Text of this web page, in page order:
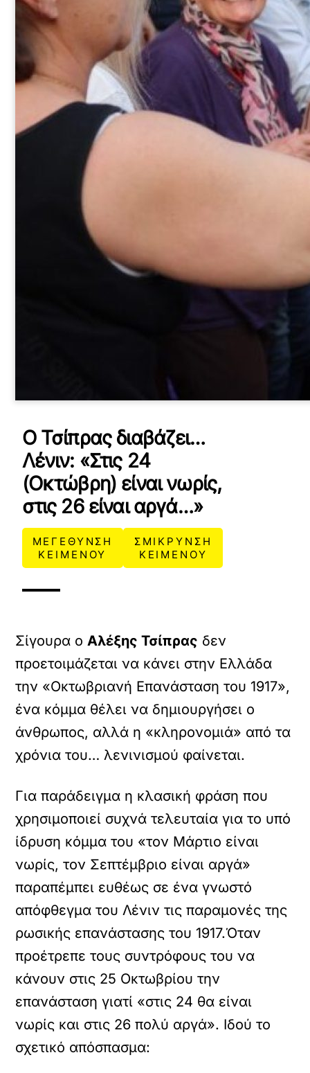
Ο Τσίπρας διαβάζει…
Λένιν: «Στις 24
(Οκτώβρη) είναι νωρίς,
στις 26 είναι αργά…»
ΜΕΓΕΘΥΝΣΗ
ΚΕΙΜΕΝΟΥ
ΣΜΙΚΡΥΝΣΗ
ΚΕΙΜΕΝΟΥ
Σίγουρα οΑλέξης Τσίπρας δεν
προετοιμάζεται να κάνει στην Ελλάδα
την «Οκτωβριανή Επανάσταση του 1917»,
ένα κόμμα θέλει να δημιουργήσει ο
άνθρωπος, αλλά η «κληρονομιά» από τα
χρόνια του… λενινισμού φαίνεται.
Για παράδειγμα η κλασική φράση που
χρησιμοποιεί συχνά τελευταία για το υπό
ίδρυση κόμμα του «τον Μάρτιο είναι
νωρίς, τον Σεπτέμβριο είναι αργά»
παραπέμπει ευθέως σε ένα γνωστό
απόφθεγμα του Λένιν τις παραμονές της
ρωσικής επανάστασης του 1917.Όταν
προέτρεπε τους συντρόφους του να
κάνουν στις 25 Οκτωβρίου την
επανάσταση γιατί «στις 24 θα είναι
νωρίς και στις 26 πολύ αργά». Ιδού το
σχετικό απόσπασμα: